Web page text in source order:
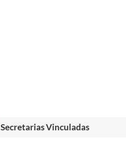
Secretarias Vinculadas